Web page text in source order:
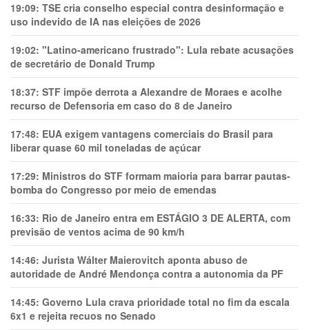
19:09: TSE cria conselho especial contra desinformação e
uso indevido de IA nas eleições de 2026
19:02: "Latino-americano frustrado": Lula rebate acusações
de secretário de Donald Trump
18:37: STF impõe derrota a Alexandre de Moraes e acolhe
recurso de Defensoria em caso do 8 de Janeiro
17:48: EUA exigem vantagens comerciais do Brasil para
liberar quase 60 mil toneladas de açúcar
17:29: Ministros do STF formam maioria para barrar pautas-
bomba do Congresso por meio de emendas
16:33: Rio de Janeiro entra em ESTÁGIO 3 DE ALERTA, com
previsão de ventos acima de 90 km/h
14:46: Jurista Wálter Maierovitch aponta abuso de
autoridade de André Mendonça contra a autonomia da PF
14:45: Governo Lula crava prioridade total no fim da escala
6x1 e rejeita recuos no Senado